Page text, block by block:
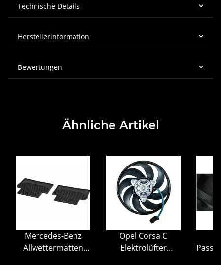
Technische Details
Herstellerinformation
Bewertungen
Ähnliche Artikel
Mercedes-Benz
Allwettermatten
Opel Corsa C
Elektrolüfter